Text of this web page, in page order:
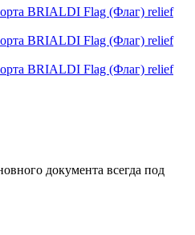
документа всегда под